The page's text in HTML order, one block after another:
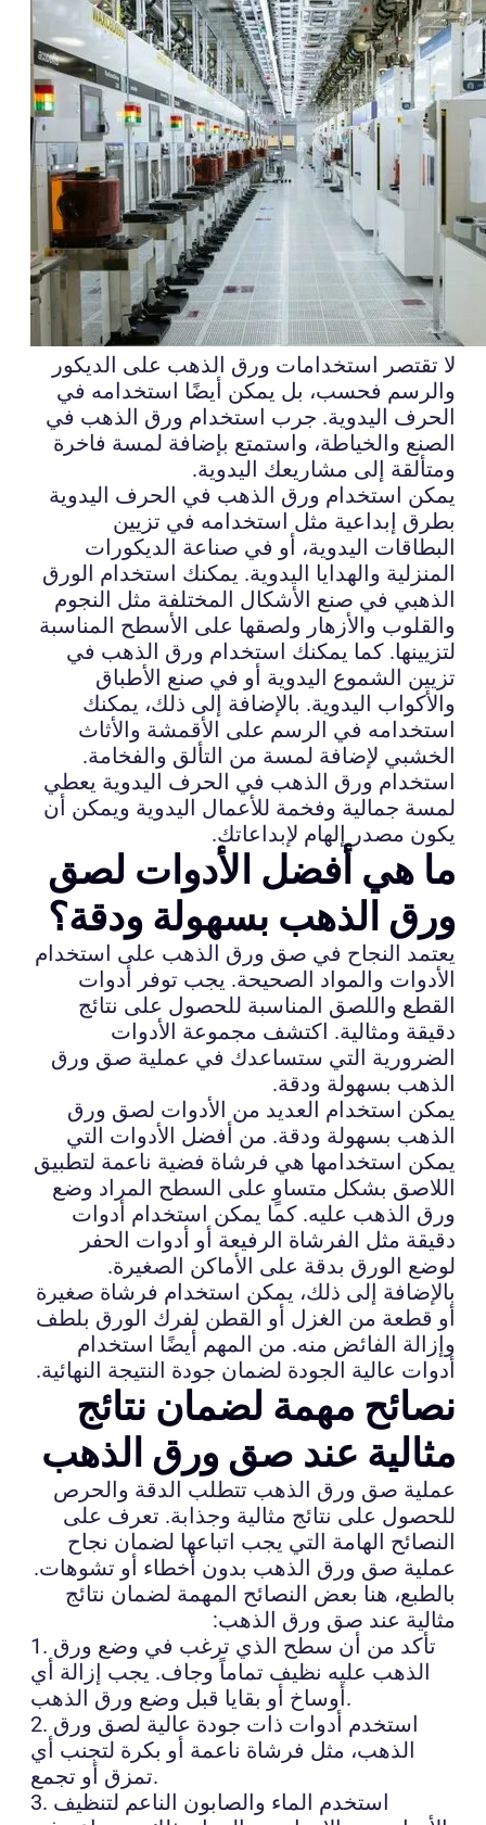
لا تقتصر استخدامات ورق الذهب على الديكور
والرسم فحسب، بل يمكن أيضًا استخدامه في
الحرف اليدوية. جرب استخدام ورق الذهب في
الصنع والخياطة، واستمتع بإضافة لمسة فاخرة
ومتألقة إلى مشاريعك اليدوية.
يمكن استخدام ورق الذهب في الحرف اليدوية
بطرق إبداعية مثل استخدامه في تزيين
البطاقات اليدوية، أو في صناعة الديكورات
المنزلية والهدايا اليدوية. يمكنك استخدام الورق
الذهبي في صنع الأشكال المختلفة مثل النجوم
والقلوب والأزهار ولصقها على الأسطح المناسبة
لتزيينها. كما يمكنك استخدام ورق الذهب في
تزيين الشموع اليدوية أو في صنع الأطباق
والأكواب اليدوية. بالإضافة إلى ذلك، يمكنك
استخدامه في الرسم على الأقمشة والأثاث
الخشبي لإضافة لمسة من التألق والفخامة.
استخدام ورق الذهب في الحرف اليدوية يعطي
لمسة جمالية وفخمة للأعمال اليدوية ويمكن أن
يكون مصدر إلهام لإبداعاتك.
ما هي أفضل الأدوات لصق
ورق الذهب بسهولة ودقة؟
يعتمد النجاح في صق ورق الذهب على استخدام
الأدوات والمواد الصحيحة. يجب توفر أدوات
القطع واللصق المناسبة للحصول على نتائج
دقيقة ومثالية. اكتشف مجموعة الأدوات
الضرورية التي ستساعدك في عملية صق ورق
الذهب بسهولة ودقة.
يمكن استخدام العديد من الأدوات لصق ورق
الذهب بسهولة ودقة. من أفضل الأدوات التي
يمكن استخدامها هي فرشاة فضية ناعمة لتطبيق
اللاصق بشكل متساوٍ على السطح المراد وضع
ورق الذهب عليه. كما يمكن استخدام أدوات
دقيقة مثل الفرشاة الرفيعة أو أدوات الحفر
لوضع الورق بدقة على الأماكن الصغيرة.
بالإضافة إلى ذلك، يمكن استخدام فرشاة صغيرة
أو قطعة من الغزل أو القطن لفرك الورق بلطف
وإزالة الفائض منه. من المهم أيضًا استخدام
أدوات عالية الجودة لضمان جودة النتيجة النهائية.
نصائح مهمة لضمان نتائج
مثالية عند صق ورق الذهب
عملية صق ورق الذهب تتطلب الدقة والحرص
للحصول على نتائج مثالية وجذابة. تعرف على
النصائح الهامة التي يجب اتباعها لضمان نجاح
عملية صق ورق الذهب بدون أخطاء أو تشوهات.
بالطبع، هنا بعض النصائح المهمة لضمان نتائج
مثالية عند صق ورق الذهب:
1. تأكد من أن سطح الذي ترغب في وضع ورق
الذهب عليه نظيف تماماً وجاف. يجب إزالة أي
أوساخ أو بقايا قبل وضع ورق الذهب.
2. استخدم أدوات ذات جودة عالية لصق ورق
الذهب، مثل فرشاة ناعمة أو بكرة لتجنب أي
تمزق أو تجمع.
3. استخدم الماء والصابون الناعم لتنظيف